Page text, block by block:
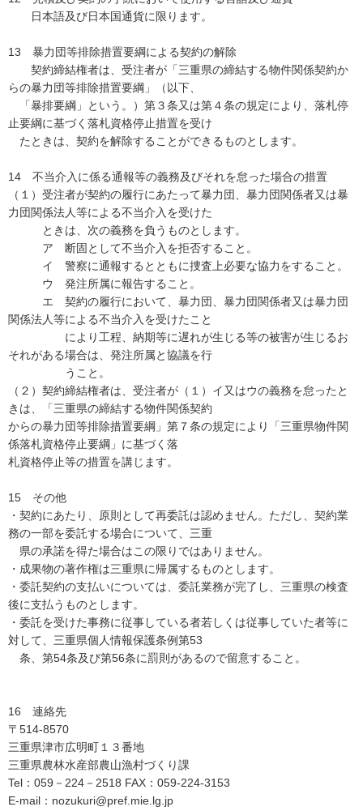
日本語及び日本国通貨に限ります。
13 暴力団等排除措置要綱による契約の解除
契約締結権者は、受注者が「三重県の締結する物件関係契約か
らの暴力団等排除措置要綱」（以下、
「暴排要綱」という。）第３条又は第４条の規定により、落札停
止要綱に基づく落札資格停止措置を受け
たときは、契約を解除することができるものとします。
14 不当介入に係る通報等の義務及びそれを怠った場合の措置
（１）受注者が契約の履行にあたって暴力団、暴力団関係者又は暴
力団関係法人等による不当介入を受けた
ときは、次の義務を負うものとします。
ア 断固として不当介入を拒否すること。
イ 警察に通報するとともに捜査上必要な協力をすること。
ウ 発注所属に報告すること。
エ 契約の履行において、暴力団、暴力団関係者又は暴力団
関係法人等による不当介入を受けたこと
により工程、納期等に遅れが生じる等の被害が生じるお
それがある場合は、発注所属と協議を行
うこと。
（２）契約締結権者は、受注者が（１）イ又はウの義務を怠ったと
きは、「三重県の締結する物件関係契約
からの暴力団等排除措置要綱」第７条の規定により「三重県物件関
係落札資格停止要綱」に基づく落
札資格停止等の措置を講じます。
15 その他
・契約にあたり、原則として再委託は認めません。ただし、契約業
務の一部を委託する場合について、三重
県の承諾を得た場合はこの限りではありません。
・成果物の著作権は三重県に帰属するものとします。
・委託契約の支払いについては、委託業務が完了し、三重県の検査
後に支払うものとします。
・委託を受けた事務に従事している者若しくは従事していた者等に
対して、三重県個人情報保護条例第53
条、第54条及び第56条に罰則があるので留意すること。
16 連絡先
〒514-8570
三重県津市広明町１３番地
三重県農林水産部農山漁村づくり課
Tel：059－224－2518 FAX：059-224-3153
E-mail：nozukuri@pref.mie.lg.jp